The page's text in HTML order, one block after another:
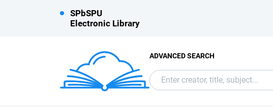
SPbSPU
Electronic Library
ADVANCED SEARCH